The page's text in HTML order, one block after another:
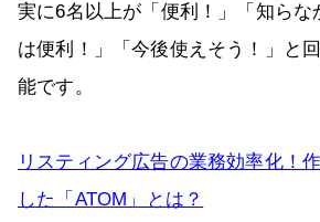
実に6名以上が「便利！」「知らな
は便利！」「今後使えそう！」と
能です。
リスティング広告の業務効率化！
した「ATOM」とは？